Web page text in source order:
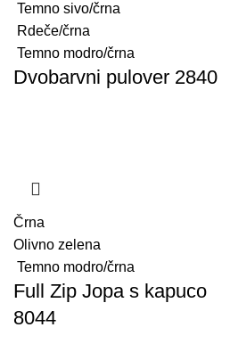
Temno sivo/črna
Rdeče/črna
Temno modro/črna
Dvobarvni pulover 2840
Črna
Olivno zelena
Temno modro/črna
Full Zip Jopa s kapuco
8044